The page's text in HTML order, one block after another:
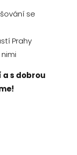
se
Prahy
s dobrou